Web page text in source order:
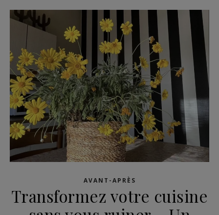
AVANT-APRÈS
Transformez votre cuisine